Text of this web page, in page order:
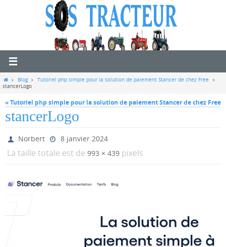
HomeBlog
Tutoriel php simple pour la solution de paiement Stancer de chez Free
stancerLogo
« Tutoriel php simple pour la solution de paiement Stancer de chez Free
stancerLogo
Norbert 8 janvier 2024
La taille totale est de 993 × 439 pixels